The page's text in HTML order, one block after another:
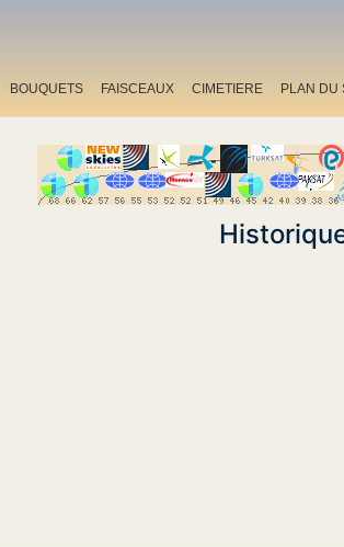
BOUQUETS FAISCEAUX CIMETIERE PLAN DU